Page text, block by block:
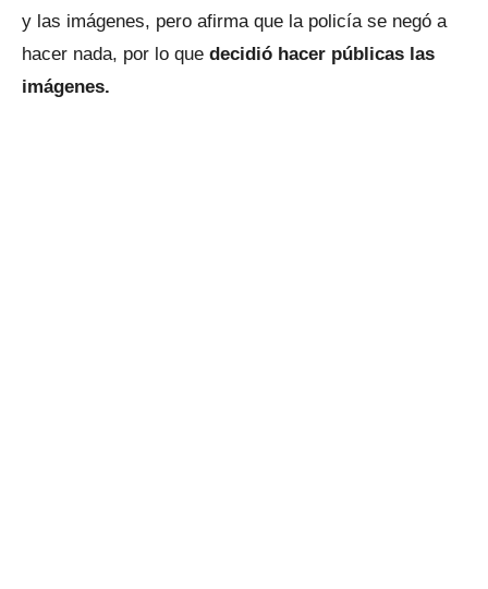
y las imágenes, pero afirma que la policía se negó a
hacer nada, por lo que decidió hacer públicas las
imágenes.